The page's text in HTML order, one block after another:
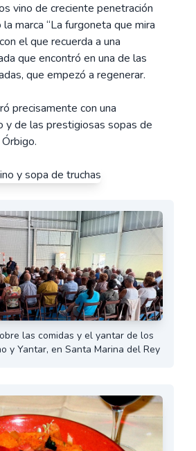
vino de creciente penetración
marca “La furgoneta que mira
el que recuerda a una
que encontró en una de las
que empezó a regenerar.
precisamente con una
y de las prestigiosas sopas de
las comidas y el yantar de los
y Yantar, en Santa Marina del Rey